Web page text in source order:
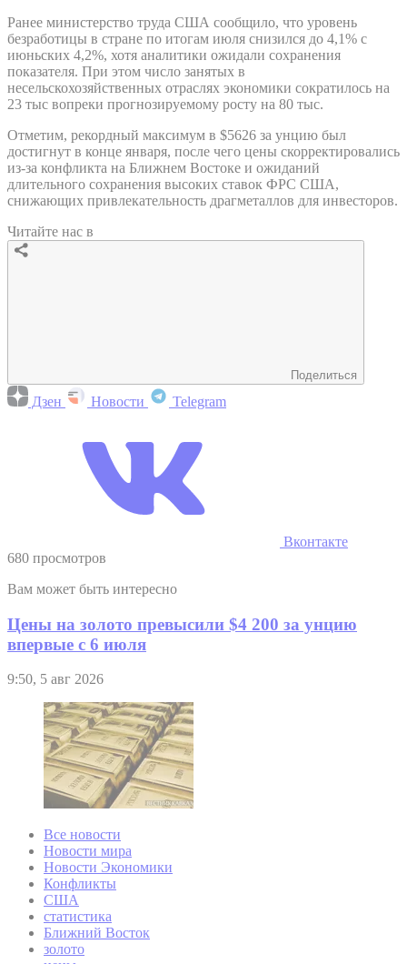
Ранее министерство труда США сообщило, что уровень
безработицы в стране по итогам июля снизился до 4,1% с
июньских 4,2%, хотя аналитики ожидали сохранения
показателя. При этом число занятых в
несельскохозяйственных отраслях экономики сократилось на
23 тыс вопреки прогнозируемому росту на 80 тыс.
Отметим, рекордный максимум в $5626 за унцию был
достигнут в конце января, после чего цены скорректировались
из-за конфликта на Ближнем Востоке и ожиданий
длительного сохранения высоких ставок ФРС США,
снижающих привлекательность драгметаллов для инвесторов.
Читайте нас в
Поделиться
Дзен Новости Telegram
Вконтакте
680 просмотров
Вам может быть интересно
Цены на золото превысили $4 200 за унцию
впервые с 6 июля
9:50, 5 авг 2026
Все новости
Новости мира
Новости Экономики
Конфликты
США
статистика
Ближний Восток
золото